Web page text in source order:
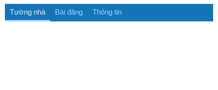
Tường nhà Bài đăng Thông tin